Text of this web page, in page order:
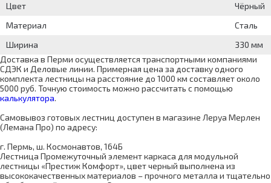
Цвет
Чёрный
Материал
Сталь
Ширина
330 мм
Доставка в Перми осуществляется транспортными компаниями
СДЭК и Деловые линии. Примерная цена за доставку одного
комплекта лестницы на расстояние до 1000 км составляет около
5000 руб. Точную стоимость можно рассчитать с помощью
калькулятора.
Самовывоз готовых лестниц доступен в магазине Леруа Мерлен
(Лемана Про) по адресу:
г. Пермь, ш. Космонавтов, 164Б
Лестница Промежуточный элемент каркаса для модульной
лестницы «Престиж Комфорт», цвет черный выполнена из
высококачественных материалов – прочного металла и тщательно